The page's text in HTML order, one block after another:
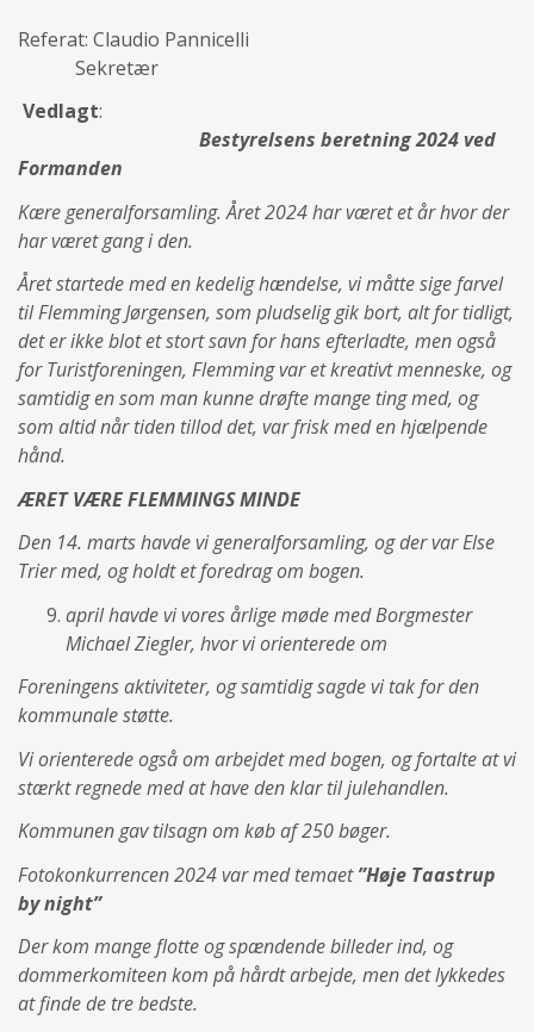
Referat: Claudio Pannicelli
Sekretær
Vedlagt:
Bestyrelsens beretning 2024 ved
Formanden
Kære generalforsamling. Året 2024 har været et år hvor der
har været gang i den.
Året startede med en kedelig hændelse, vi måtte sige farvel
til Flemming Jørgensen, som pludselig gik bort, alt for tidligt,
det er ikke blot et stort savn for hans efterladte, men også
for Turistforeningen, Flemming var et kreativt menneske, og
samtidig en som man kunne drøfte mange ting med, og
som altid når tiden tillod det, var frisk med en hjælpende
hånd.
ÆRET VÆRE FLEMMINGS MINDE
Den 14. marts havde vi generalforsamling, og der var Else
Trier med, og holdt et foredrag om bogen.
april havde vi vores årlige møde med Borgmester
Michael Ziegler, hvor vi orienterede om
Foreningens aktiviteter, og samtidig sagde vi tak for den
kommunale støtte.
Vi orienterede også om arbejdet med bogen, og fortalte at vi
stærkt regnede med at have den klar til julehandlen.
Kommunen gav tilsagn om køb af 250 bøger.
Fotokonkurrencen 2024 var med temaet”Høje Taastrup
by night”
Der kom mange flotte og spændende billeder ind, og
dommerkomiteen kom på hårdt arbejde, men det lykkedes
at finde de tre bedste.